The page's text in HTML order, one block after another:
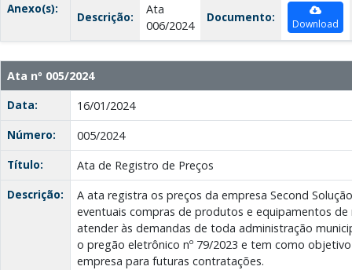
Anexo(s):
Descrição:
Ata
006/2024
Documento: Download
Ata nº 005/2024
Data:
16/01/2024
Número:
005/2024
Título:
Ata de Registro de Preços
Descrição:
A ata registra os preços da empresa Second
eventuais compras de produtos e equipamentos de
atender às demandas de toda administração
o pregão eletrônico nº 79/2023 e tem como
empresa para futuras contratações.